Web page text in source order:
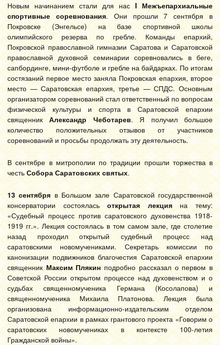
Новым начинанием стали для нас I Межъепархиальные
спортивные соревнования. Они прошли 7 сентября в
Покровске (Энгельсе) на базе спортивной школы
олимпийского резерва по гребле. Команды епархий,
Покровской православной гимназии Саратова и Саратовской
православной духовной семинарии соревновались в беге,
сапбординге, мини-футболе и гребле на байдарках. По итогам
состязаний первое место заняла Покровская епархия, второе
место — Саратовская епархия, третье — СПДС. Основным
организатором соревнований стал ответственный по вопросам
физической культуры и спорта в Саратовской епархии
священникАлександр Чеботарев. Я получил большое
количество положительных отзывов от участников
соревнований и просьбы продолжать эту деятельность.
В сентябре в митрополии по традиции прошли торжества в
честь Собора Саратовских святых.
13 сентября в Большом зале Саратовской государственной
консерватории состояласьоткрытая лекцияна тему:
«Судебный процесс против саратовского духовенства 1918-
1919 гг.». Лекция состоялась в том самом зале, где столетие
назад проходил открытый судебный процесс над
саратовскими новомучениками. Секретарь комиссии по
канонизации подвижников благочестия Саратовской епархии
священникМаксим Плякин подробно рассказал о первом в
Советской России открытом процессе над духовенством и о
судьбах священномученика Германа (Косолапова) и
священномученика Михаила Платонова. Лекция была
организована информационно-издательским отделом
Саратовской епархии в рамках грантового проекта «Говорим о
саратовских новомучениках в контексте 100-летия
Гражданской войны».